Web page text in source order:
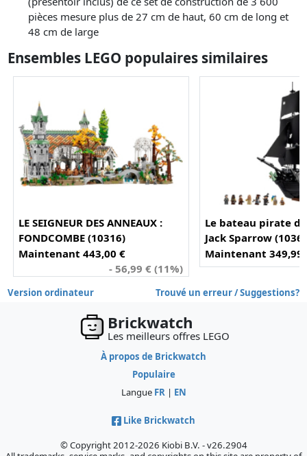
pièces mesure plus de 27 cm de haut, 60 cm de long et
48 cm de large
Ensembles LEGO populaires similaires
LE SEIGNEUR DES ANNEAUX :
FONDCOMBE (10316)
Maintenant 443,00 €
- 56,99 € (11%)
Le bateau pirate
Jack Sparrow
Maintenant 349,99
Version ordinateur Trouvé un erreur / Suggestions?
Brickwatch
Les meilleurs offres LEGO
À propos de Brickwatch
Populaire
Langue FR | EN
Like Brickwatch
© Copyright 2012-2026 Kiobi B.V. - v26.2904